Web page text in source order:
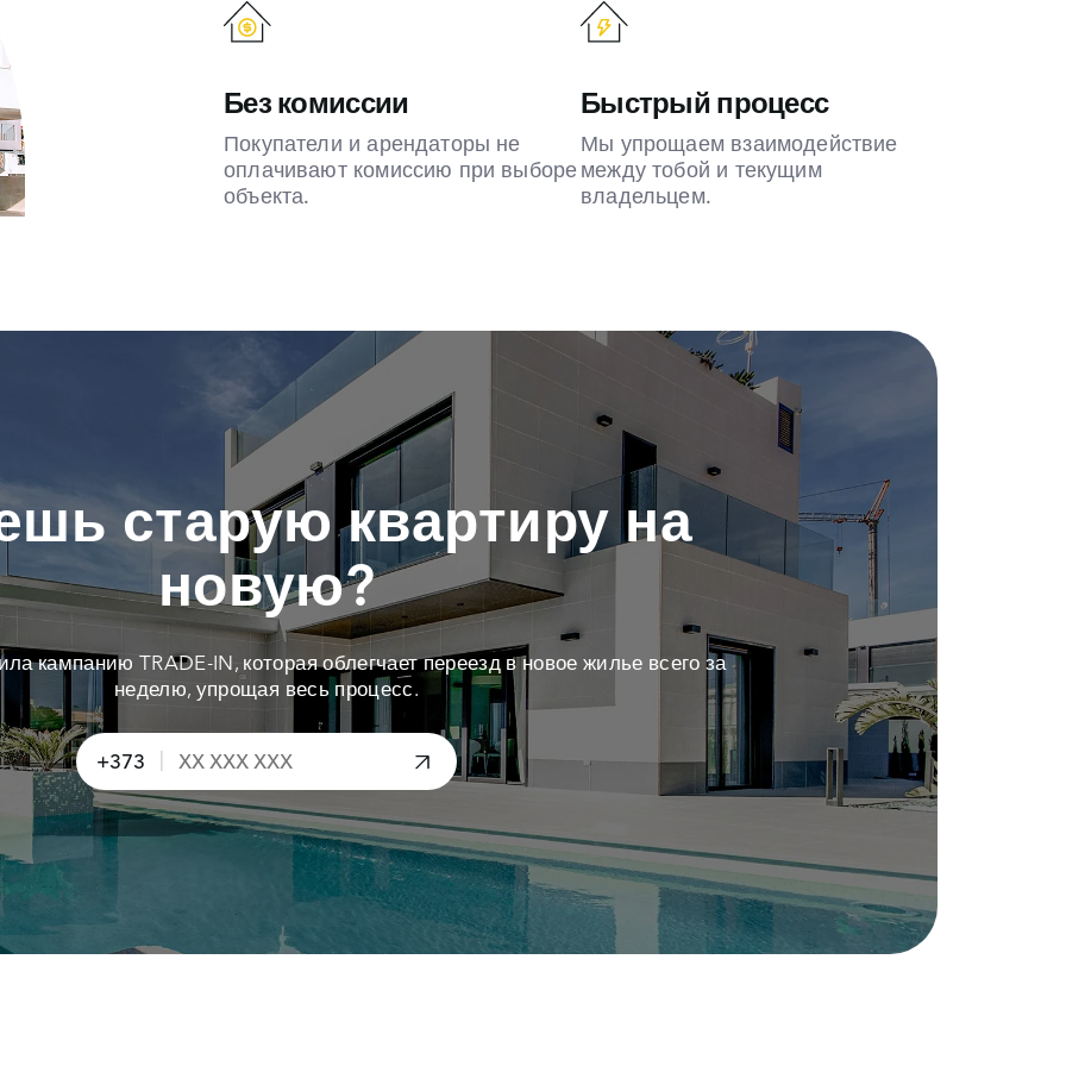
Без комиссии
Покупатели и арендаторы не
оплачивают комиссию при выборе
объекта.
Быстрый процесс
Мы упрощаем взаимодействие
между тобой и текущим
владельцем.
старую квартиру на
новую?
кампанию TRADE-IN, которая облегчает переезд в новое жилье всего за
неделю, упрощая весь процесс.
+373